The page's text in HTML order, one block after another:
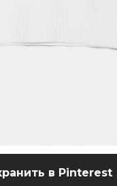
в Pinterest